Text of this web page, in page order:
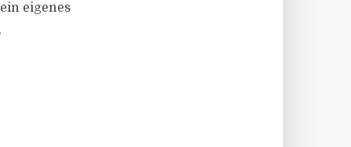
eigenes